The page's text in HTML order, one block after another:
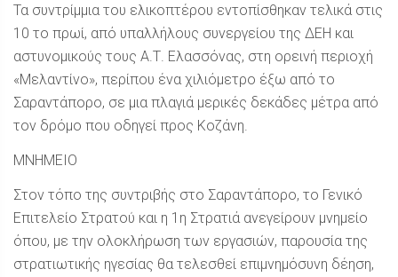
Τα συντρίμμια του ελικοπτέρου εντοπίσθηκαν τελικά στις
10 το πρωί, από υπαλλήλους συνεργείου της ΔΕΗ και
αστυνομικούς τους Α.Τ. Ελασσόνας, στη ορεινή περιοχή
«Μελαντίνο», περίπου ένα χιλιόμετρο έξω από το
Σαραντάπορο, σε μια πλαγιά μερικές δεκάδες μέτρα από
τον δρόμο που οδηγεί προς Κοζάνη.
ΜΝΗΜΕΙΟ
Στον τόπο της συντριβής στο Σαραντάπορο, το Γενικό
Επιτελείο Στρατού και η 1η Στρατιά ανεγείρουν μνημείο
όπου, με την ολοκλήρωση των εργασιών, παρουσία της
στρατιωτικής ηγεσίας θα τελεσθεί επιμνημόσυνη δέηση,